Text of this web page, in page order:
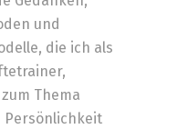
und
die ich als
Thema
Persönlichkeit